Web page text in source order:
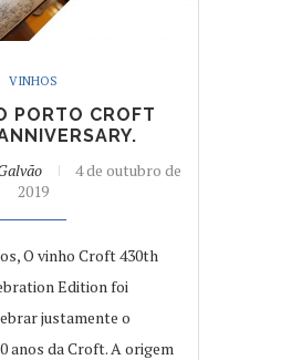
VINHOS
PORTO CROFT
4 de outubro de
2019
O vinho Croft 430th
Edition foi
justamente o
anos da Croft. A origem